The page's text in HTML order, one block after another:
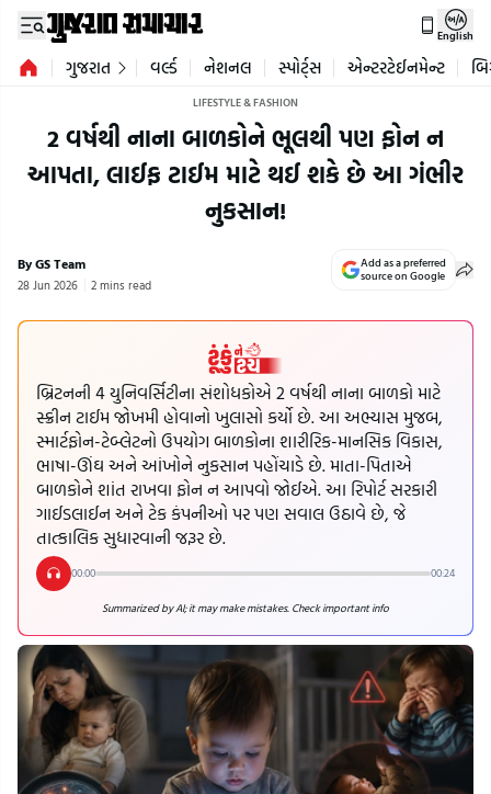
English
ગુજરાત વર્લ્ડ નેશનલ સ્પોર્ટ્સ એન્ટરટેઈનમેન્ટ
LIFESTYLE & FASHION
2 વર્ષથી નાના બાળકોને ભૂલથી પણ ફોન ન
આપતા, લાઈફ ટાઈમ માટે થઈ શકે છે આ ગંભીર
નુકસાન!
By GS Team
28 Jun 2026 2 mins read
Add as a preferred
source on Google
બ્રિટનની 4 યુનિવર્સિટીના સંશોધકોએ 2 વર્ષથી નાના બાળકો માટે
સ્ક્રીન ટાઈમ જોખમી હોવાનો ખુલાસો કર્યો છે. આ અભ્યાસ મુજબ,
સ્માર્ટફોન-ટેબ્લેટનો ઉપયોગ બાળકોના શારીરિક-માનસિક વિકાસ,
ભાષા-ઊંઘ અને આંખોને નુકસાન પહોંચાડે છે. માતા-પિતાએ
બાળકોને શાંત રાખવા ફોન ન આપવો જોઈએ. આ રિપોર્ટ સરકારી
ગાઈડલાઈન અને ટેક કંપનીઓ પર પણ સવાલ ઉઠાવે છે, જે
તાત્કાલિક સુધારવાની જરૂર છે.
00:00 00:24
Summarized by AI; it may make mistakes. Check important info